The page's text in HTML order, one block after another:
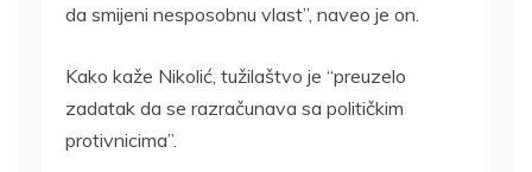
da smijeni nesposobnu vlast”, naveo je on.
Kako kaže Nikolić, tužilaštvo je “preuzelo
zadatak da se razračunava sa političkim
protivnicima”.